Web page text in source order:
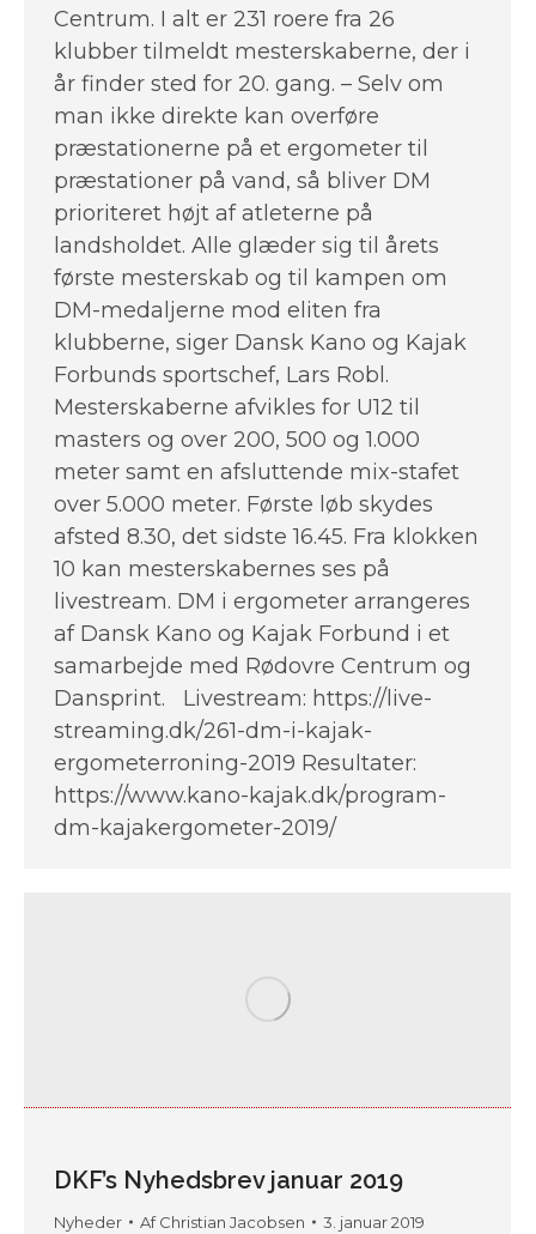
Centrum. I alt er 231 roere fra 26
klubber tilmeldt mesterskaberne, der i
år finder sted for 20. gang. – Selv om
man ikke direkte kan overføre
præstationerne på et ergometer til
præstationer på vand, så bliver DM
prioriteret højt af atleterne på
landsholdet. Alle glæder sig til årets
første mesterskab og til kampen om
DM-medaljerne mod eliten fra
klubberne, siger Dansk Kano og Kajak
Forbunds sportschef, Lars Robl.
Mesterskaberne afvikles for U12 til
masters og over 200, 500 og 1.000
meter samt en afsluttende mix-stafet
over 5.000 meter. Første løb skydes
afsted 8.30, det sidste 16.45. Fra klokken
10 kan mesterskabernes ses på
livestream. DM i ergometer arrangeres
af Dansk Kano og Kajak Forbund i et
samarbejde med Rødovre Centrum og
Dansprint. Livestream: https://live-
streaming.dk/261-dm-i-kajak-
ergometerroning-2019 Resultater:
https://www.kano-kajak.dk/program-
dm-kajakergometer-2019/
DKF’s Nyhedsbrev januar 2019
Nyheder AfChristian Jacobsen 3. januar 2019